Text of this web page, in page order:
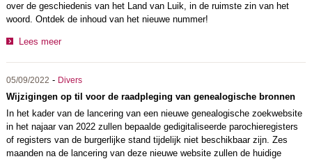
over de geschiedenis van het Land van Luik, in de ruimste zin van het
woord. Ontdek de inhoud van het nieuwe nummer!
Lees meer
05/09/2022 - Divers
Wijzigingen op til voor de raadpleging van genealogische bronnen
In het kader van de lancering van een nieuwe genealogische zoekwebsite
in het najaar van 2022 zullen bepaalde gedigitaliseerde parochieregisters
of registers van de burgerlijke stand tijdelijk niet beschikbaar zijn. Zes
maanden na de lancering van deze nieuwe website zullen de huidige